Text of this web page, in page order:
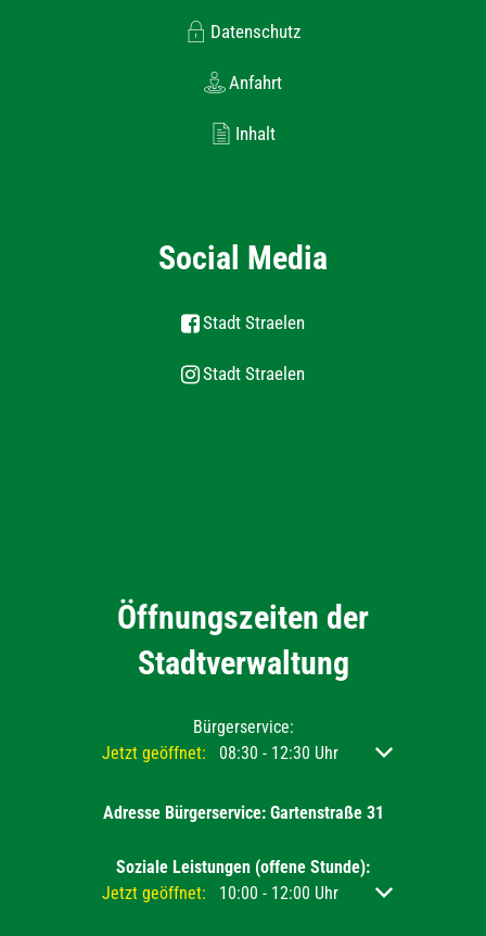
Datenschutz
Anfahrt
Inhalt
Social Media
Stadt Straelen
Stadt Straelen
Öffnungszeiten der
Stadtverwaltung
Bürgerservice:
Klicken, um weitere Öffnungs- oder Schließzeiten
Jetzt geöffnet: 08:30 - 12:30 Uhr Von 08:30 bis
Adresse Bürgerservice: Gartenstraße 31
Soziale Leistungen (offene Stunde):
Klicken, um weitere Öffnungs- oder Schließzeiten
Jetzt geöffnet: 10:00 - 12:00 Uhr Von 10:00 bis